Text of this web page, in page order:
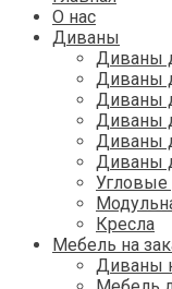
О нас
Диваны
Диваны
Диваны
Диваны
Диваны
Диваны
Диваны
Кресла
Мебель на
Диваны